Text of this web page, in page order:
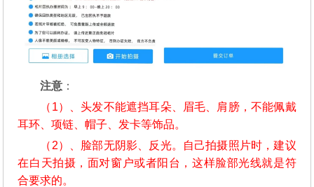
注意 ：
（1）、头发不能遮挡耳朵、眉毛、肩膀，不能佩戴
耳环、项链、帽子、发卡等饰品。
（2）、脸部无阴影、反光。自己拍摄照片时，建议
在白天拍摄，面对窗户或者阳台，这样脸部光线就是符
合要求的。